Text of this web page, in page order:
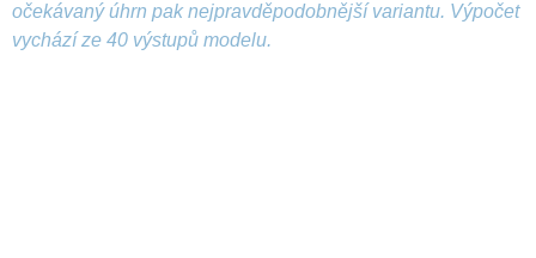
očekávaný úhrn pak nejpravděpodobnější variantu. Výpočet
vychází ze 40 výstupů modelu.